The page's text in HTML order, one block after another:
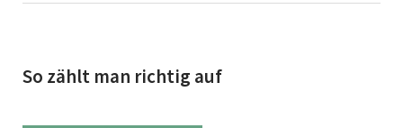
So zählt man richtig auf